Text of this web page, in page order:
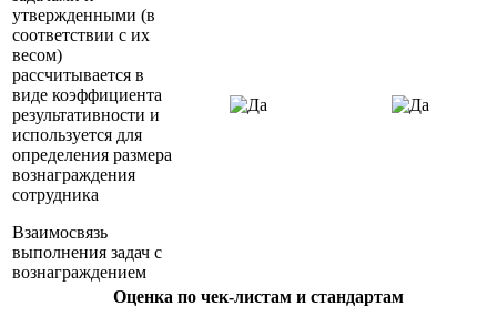
утвержденными (в
соответствии с их
весом)
рассчитывается в
виде коэффициента
результативности и
используется для
определения размера
вознаграждения
сотрудника
Взаимосвязь
выполнения задач с
вознаграждением
Оценка по чек-листам и стандартам